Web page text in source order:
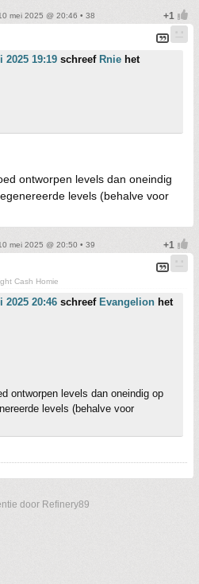
mei 2025 @ 20:46 • 38
2025 19:19 schreef Rnie het
ontworpen levels dan oneindig
levels (behalve voor
mei 2025 @ 20:50 • 39
Cash Homie
2025 20:46 schreef Evangelion het
ontworpen levels dan oneindig op
levels (behalve voor
door Refinery89